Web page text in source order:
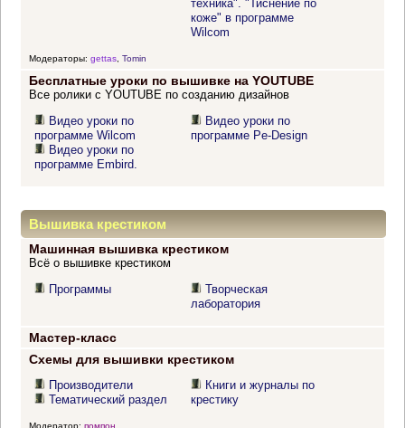
техника". "Тиснение по
коже" в программе
Wilcom
Модераторы: gettas, Tomin
Бесплатные уроки по вышивке на YOUTUBE
Все ролики с YOUTUBE по созданию дизайнов
Видео уроки по
программе Wilcom
Видео уроки по
программе Embird.
Видео уроки по
программе Pe-Design
Вышивка крестиком
Машинная вышивка крестиком
Всё о вышивке крестиком
Программы
Творческая
лаборатория
Мастер-класс
Схемы для вышивки крестиком
Производители
Тематический раздел
Книги и журналы по
крестику
Модератор: помпон